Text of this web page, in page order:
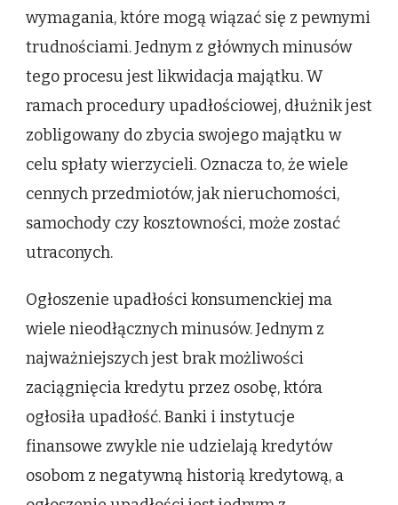
wymagania, które mogą wiązać się z pewnymi
trudnościami. Jednym z głównych minusów
tego procesu jest likwidacja majątku. W
ramach procedury upadłościowej, dłużnik jest
zobligowany do zbycia swojego majątku w
celu spłaty wierzycieli. Oznacza to, że wiele
cennych przedmiotów, jak nieruchomości,
samochody czy kosztowności, może zostać
utraconych.
Ogłoszenie upadłości konsumenckiej ma
wiele nieodłącznych minusów. Jednym z
najważniejszych jest brak możliwości
zaciągnięcia kredytu przez osobę, która
ogłosiła upadłość. Banki i instytucje
finansowe zwykle nie udzielają kredytów
osobom z negatywną historią kredytową, a